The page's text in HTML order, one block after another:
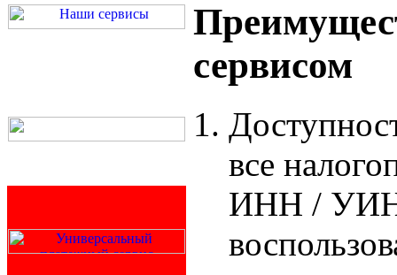
сервисом
все
ИНН / УИН